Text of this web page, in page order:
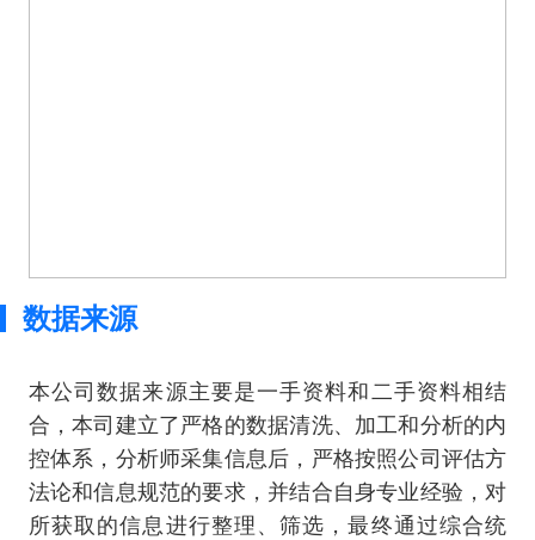
数据来源
本公司数据来源主要是一手资料和二手资料相结
合，本司建立了严格的数据清洗、加工和分析的内
控体系，分析师采集信息后，严格按照公司评估方
法论和信息规范的要求，并结合自身专业经验，对
所获取的信息进行整理、筛选，最终通过综合统